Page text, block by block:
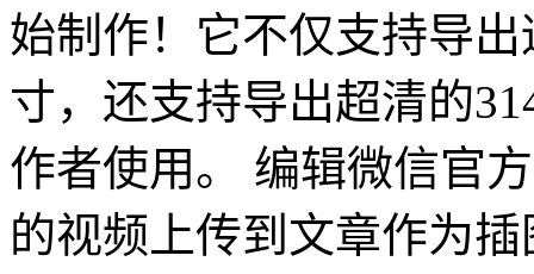
始制作！它不仅支持导
寸，还支持导出超清的
作者使用。 编辑微信官
的视频上传到文章作为